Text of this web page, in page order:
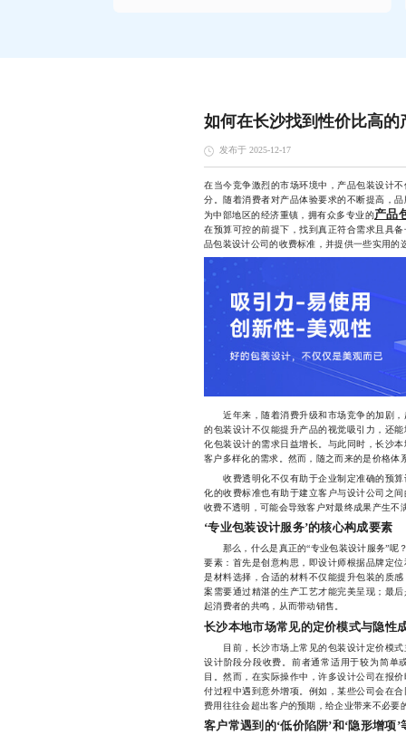
如何在长沙找到性价比高
发布于 2025-12-17
在当今竞争激烈的市场环境中，产品包装设计
分。随着消费者对产品体验要求的不断提高，
为中部地区的经济重镇，拥有众多专业的产品
在预算可控的前提下，找到真正符合需求且具
品包装设计公司的收费标准，并提供一些实用的
近年来，随着消费升级和市场竞争的加剧，
的包装设计不仅能提升产品的视觉吸引力，还
化包装设计的需求日益增长。与此同时，长沙
客户多样化的需求。然而，随之而来的是价格
收费透明化不仅有助于企业制定准确的预算
化的收费标准也有助于建立客户与设计公司之
收费不透明，可能会导致客户对最终成果产生不
‘专业包装设计服务’的核心构成要素
那么，什么是真正的“专业包装设计服务”呢
要素：首先是创意构思，即设计师根据品牌定
是材料选择，合适的材料不仅能提升包装的质
案需要通过精湛的生产工艺才能完美呈现；最
起消费者的共鸣，从而带动销售。
长沙本地市场常见的定价模式与隐性
目前，长沙市场上常见的包装设计定价模式
设计阶段分段收费。前者通常适用于较为简单
目。然而，在实际操作中，许多设计公司在报
付过程中遇到意外增项。例如，某些公司会在
费用往往会超出客户的预期，给企业带来不必要
客户常遇到的‘低价陷阱’和‘隐形增项